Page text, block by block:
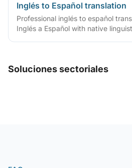
Inglés to Español translation
Professional inglés to español
Inglés a Español with native
Soluciones sectoriales